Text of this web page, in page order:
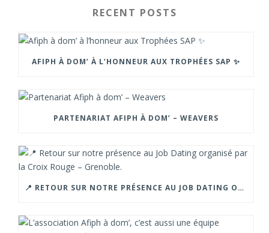
RECENT POSTS
AFIPH À DOM’ À L’HONNEUR AUX TROPHÉES SAP ✨
PARTENARIAT AFIPH À DOM’ – WEAVERS
📍 RETOUR SUR NOTRE PRÉSENCE AU JOB DATING ORGANISÉ PAR LA CROIX ROUGE – GRENOBLE.